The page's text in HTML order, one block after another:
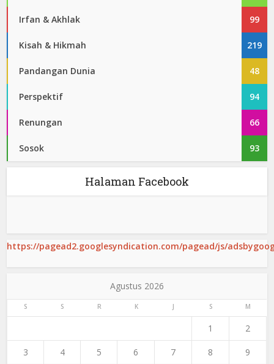
Irfan & Akhlak 99
Kisah & Hikmah 219
Pandangan Dunia 48
Perspektif 94
Renungan 66
Sosok 93
Halaman Facebook
https://pagead2.googlesyndication.com/pagead/js/
Agustus 2026
S S R K J S M
1 2
3 4 5 6 7 8 9